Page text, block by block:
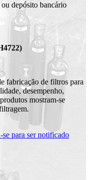
depósito bancário
fabricação de filtros para
desempenho,
mostram-se
se para ser notificado